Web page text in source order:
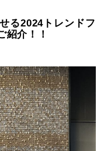
る2024トレンドフ
紹介！！